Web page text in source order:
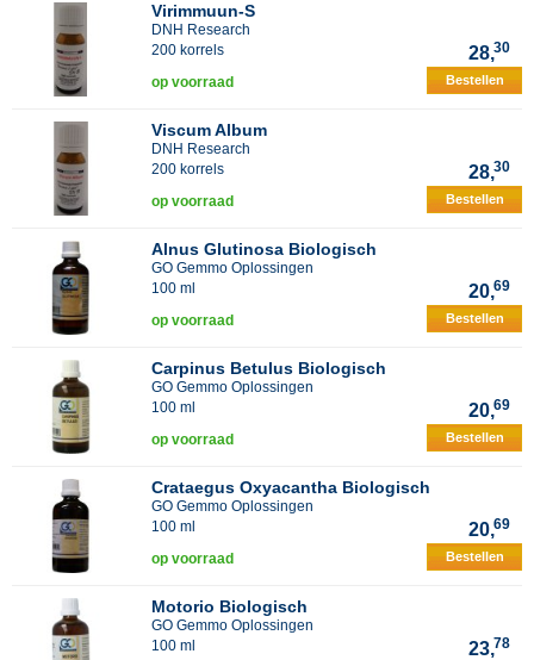
Virimmuun-S
DNH Research
200 korrels
28,30
op voorraad Bestellen
Viscum Album
DNH Research
200 korrels
28,30
op voorraad Bestellen
Alnus Glutinosa Biologisch
GO Gemmo Oplossingen
100 ml
20,69
op voorraad Bestellen
Carpinus Betulus Biologisch
GO Gemmo Oplossingen
100 ml
20,69
op voorraad Bestellen
Crataegus Oxyacantha Biologisch
GO Gemmo Oplossingen
100 ml
20,69
op voorraad Bestellen
Motorio Biologisch
GO Gemmo Oplossingen
100 ml
23,78